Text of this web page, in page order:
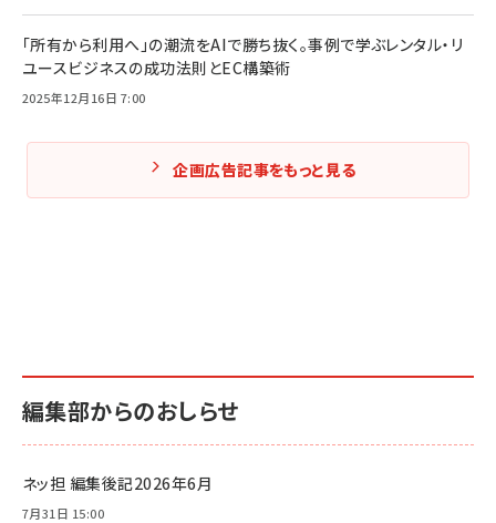
「所有から利用へ」の潮流をAIで勝ち抜く。事例で学ぶレンタル・リ
ユースビジネスの成功法則とEC構築術
2025年12月16日 7:00
企画広告記事をもっと見る
編集部からのおしらせ
ネッ担 編集後記2026年6月
7月31日 15:00